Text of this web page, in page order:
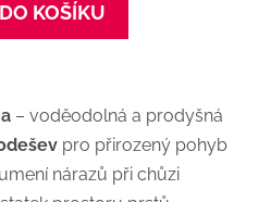
KOŠÍKU
– voděodolná a prodyšná
pro přirozený pohyb
nárazů při chůzi